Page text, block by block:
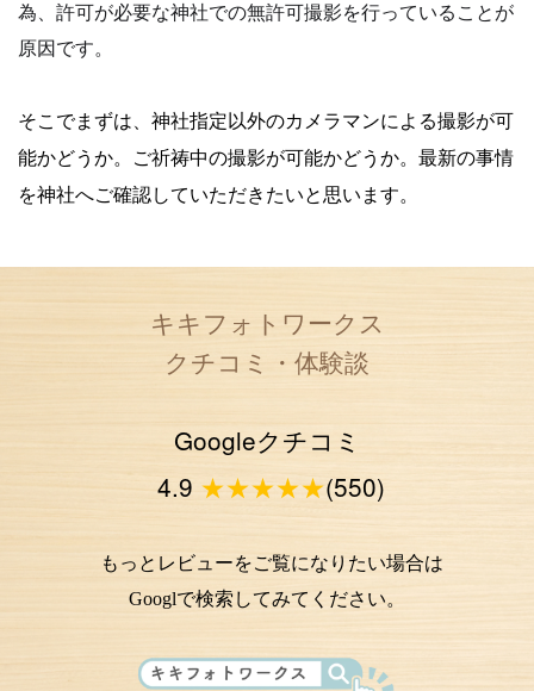
為、許可が必要な神社での無許可撮影を行っていることが
原因です。
そこでまずは、神社指定以外のカメラマンによる撮影が可
能かどうか。 ご祈祷中の撮影が可能かどうか。 最新の事情
を神社へご確認していただきたいと思います。
キキフォトワークス
クチコミ・体験談
Googleクチコミ
4.9 ★★★★★(550)
もっとレビューをご覧になりたい場合は
Googlで検索してみてください。